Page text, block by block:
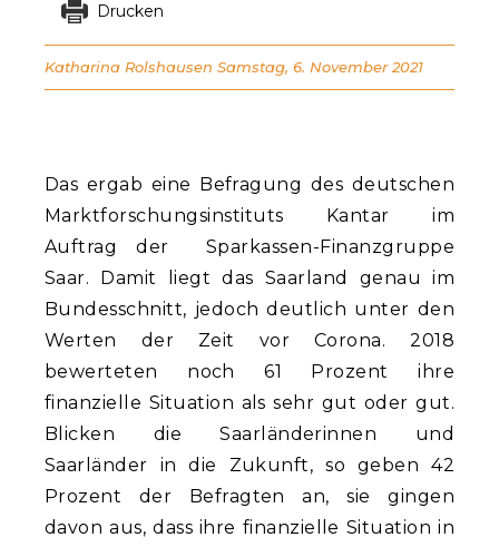
Das ergab eine Befragung des deutschen
Marktforschungsinstituts Kantar im
Auftrag der Sparkassen-Finanzgruppe
Saar. Damit liegt das Saarland genau im
Bundesschnitt, jedoch deutlich unter den
Werten der Zeit vor Corona. 2018
bewerteten noch 61 Prozent ihre
finanzielle Situation als sehr gut oder gut.
Blicken die Saarländerinnen und
Saarländer in die Zukunft, so geben 42
Prozent der Befragten an, sie gingen
davon aus, dass ihre finanzielle Situation in
Drucken
Katharina Rolshausen Samstag, 6. November 2021